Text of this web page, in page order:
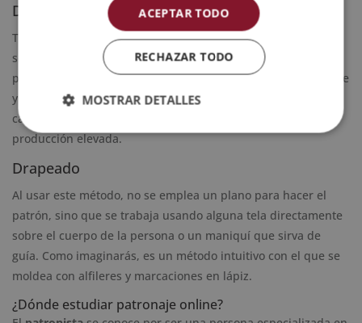
Digital
Tiene una gran similitud con el patronaje industrial, aunque
se desarrolla a través de programas informáticos y no sobre
papel. Gracias a este avance, las piezas se crean rápidamente
y de manera más exacta. Usualmente, esta técnica se lleva a
cabo en empresas de gran tamaño que requieren de una
producción elevada.
Drapeado
Al usar este método, no se emplea un plano para hacer el
patrón, sino que se trabaja usando alguna tela directamente
sobre el cuerpo de la persona o un maniquí que sirva de
guía. Como imaginarás, es un método intuitivo con el que se
moldea con alfileres y marcaciones en lápiz.
¿Dónde estudiar patronaje online?
ACEPTAR TODO
RECHAZAR TODO
MOSTRAR DETALLES